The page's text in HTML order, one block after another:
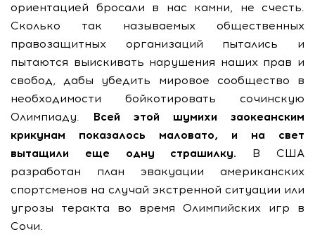
ориентацией бросали в нас камни, не счесть.
Сколько так называемых общественных
правозащитных организаций пытались и
пытаются выискивать нарушения наших прав и
свобод, дабы убедить мировое сообщество в
необходимости бойкотировать сочинскую
Олимпиаду.
Всей этой шумихи заокеанским
крикунам показалось маловато, и на свет
вытащили еще одну страшилку. В США
разработан план эвакуации американских
спортсменов на случай экстренной ситуации или
угрозы теракта во время Олимпийских игр в
Сочи.